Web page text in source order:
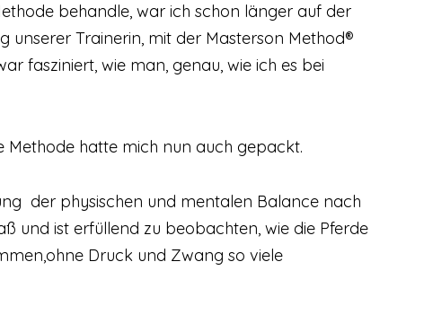
behandle, war ich schon länger auf der
unserer Trainerin, mit der Masterson Method®
fasziniert, wie man, genau, wie ich es bei
Methode hatte mich nun auch gepackt.
der physischen und mentalen Balance nach
und ist erfüllend zu beobachten, wie die Pferde
Druck und Zwang so viele